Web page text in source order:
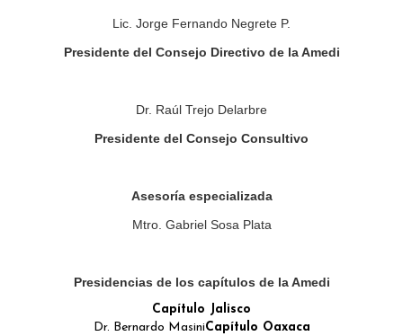
Lic. Jorge Fernando Negrete P.
Presidente del Consejo Directivo de la Amedi
Dr. Raúl Trejo Delarbre
Presidente del Consejo Consultivo
Asesoría especializada
Mtro. Gabriel Sosa Plata
Presidencias de los capítulos de la Amedi
Capítulo Jalisco
Dr. Bernardo MasiniCapítulo Oaxaca